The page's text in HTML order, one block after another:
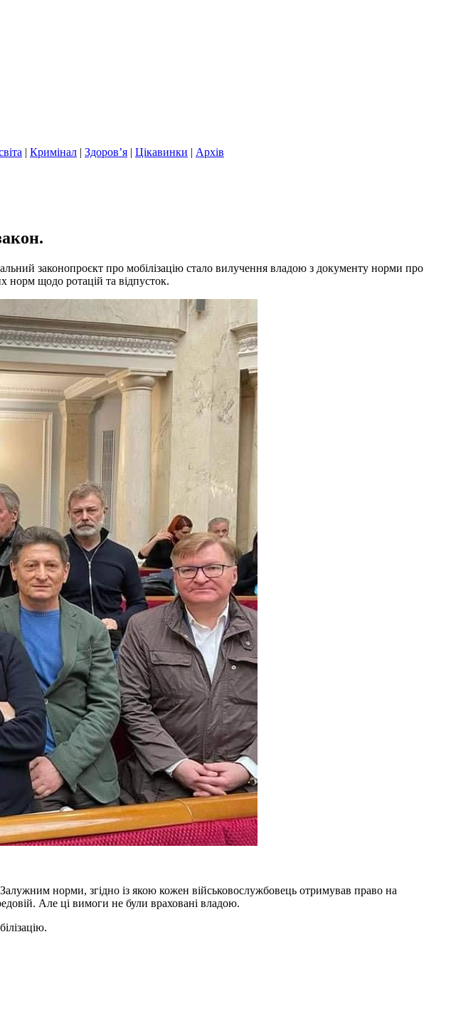
| Кримінал | Здоров’я | Цікавинки | Архів
законопроєкт про мобілізацію стало вилучення владою з документу норми про
норм щодо ротацій та відпусток.
норми, згідно із якою кожен військовослужбовець отримував право на
Але ці вимоги не були враховані владою.